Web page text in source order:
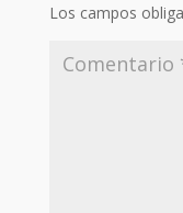
Los campos